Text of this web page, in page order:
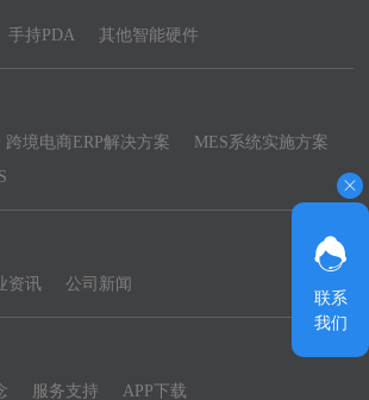
手持PDA 其他智能硬件
跨境电商ERP解决方案
MES系统实施方案
资讯 公司新闻
服务支持 APP下载
联系
我们